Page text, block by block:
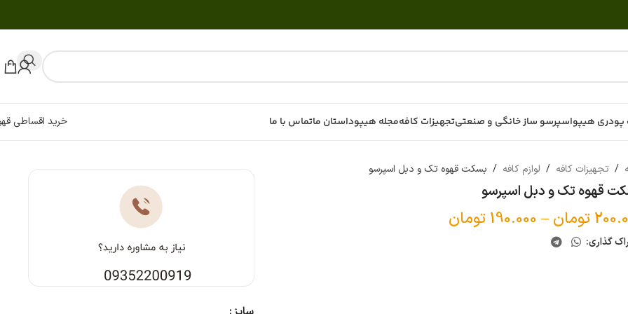
هیپواسپرسو ساز خانگی و صنعتیتجهیزات کافهمجله هیپوداستان ماتماس با ما خرید اقساطی
/ تجهیزات کافه / لوازم کافه / بسکت قهوه تک و دبل اسپرسو
قهوه تک و دبل اسپرسو
تومان –
190.000 تومان
گذاری: